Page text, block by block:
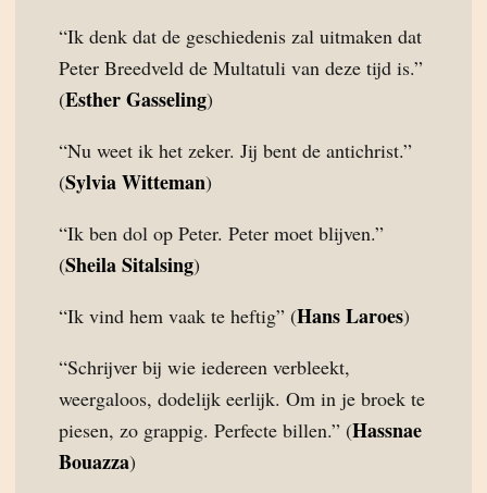
“Ik denk dat de geschiedenis zal uitmaken dat
Peter Breedveld de Multatuli van deze tijd is.”
(Esther Gasseling)
“Nu weet ik het zeker. Jij bent de antichrist.”
(Sylvia Witteman)
“Ik ben dol op Peter. Peter moet blijven.”
(Sheila Sitalsing)
“Ik vind hem vaak te heftig” (Hans Laroes)
“Schrijver bij wie iedereen verbleekt,
weergaloos, dodelijk eerlijk. Om in je broek te
piesen, zo grappig. Perfecte billen.” (Hassnae
Bouazza)